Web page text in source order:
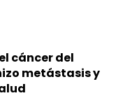
cáncer del
metástasis y